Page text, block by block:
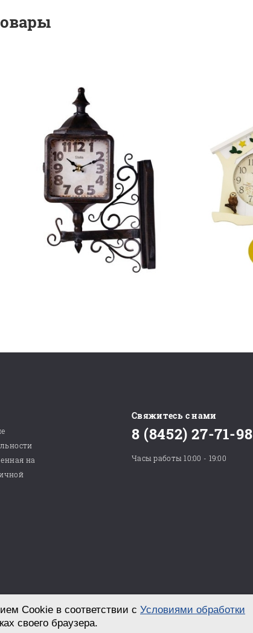
на
Свяжитесь с нами
8 (8452) 27-71-98
Часы работы 10:00 - 19:00
«СТРОИМ САЙТ!»
Cookie в соответствии с Условиями обработки
своего браузера.